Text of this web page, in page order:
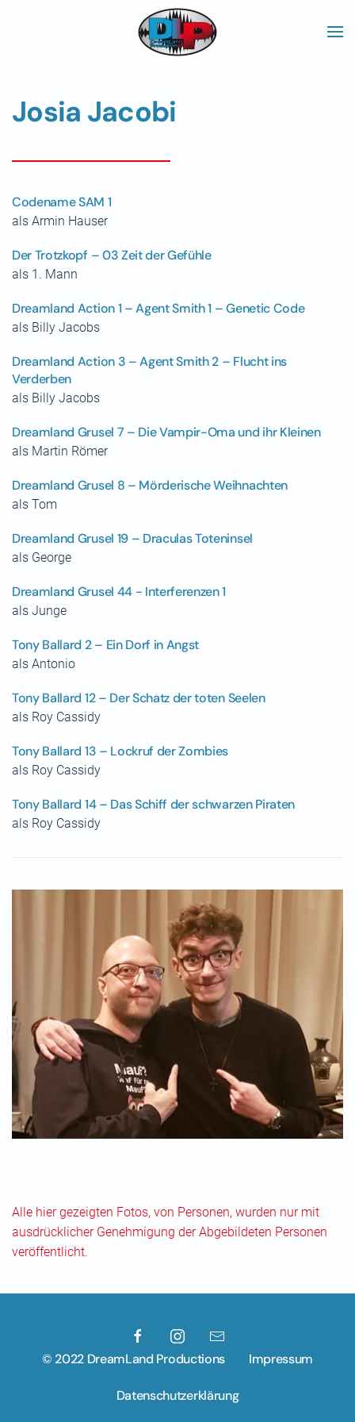
Skip to main content
Josia Jacobi
Codename SAM 1
als Armin Hauser
Der Trotzkopf – 03 Zeit der Gefühle
als 1. Mann
Dreamland Action 1 – Agent Smith 1 – Genetic Code
als Billy Jacobs
Dreamland Action 3 – Agent Smith 2 – Flucht ins
Verderben
als Billy Jacobs
Dreamland Grusel 7 – Die Vampir-Oma und ihr Kleinen
als Martin Römer
Dreamland Grusel 8 – Mörderische Weihnachten
als Tom
Dreamland Grusel 19 – Draculas Toteninsel
als George
Dreamland Grusel 44 - Interferenzen 1
als Junge
Tony Ballard 2 – Ein Dorf in Angst
als Antonio
Tony Ballard 12 – Der Schatz der toten Seelen
als Roy Cassidy
Tony Ballard 13 – Lockruf der Zombies
als Roy Cassidy
Tony Ballard 14 – Das Schiff der schwarzen Piraten
als Roy Cassidy
Alle hier gezeigten Fotos, von Personen, wurden nur mit
ausdrücklicher Genehmigung der Abgebildeten Personen
veröffentlicht.
© 2022 DreamLand Productions Impressum
Datenschutzerklärung